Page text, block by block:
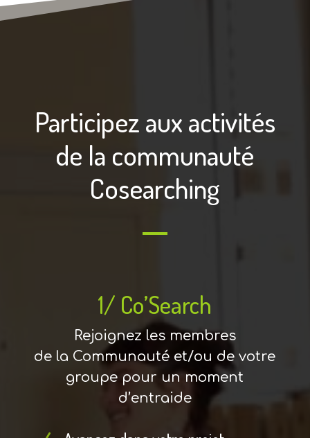
Participez aux activités
de la communauté
Cosearching
1/ Co’Search
Rejoignez les membres
de la Communauté et/ou de votre
groupe pour un moment
d’entraide